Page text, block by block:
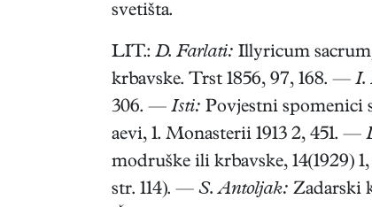
svetišta.
LIT.: D. Farlati: Illyricum
krbavske. Trst 1856, 97, 168. — I.
306. — Isti: Povjestni spomenici
aevi, 1. Monasterii 1913 2, 451. —
modruške ili krbavske, 14(1929)
str. 114). — S. Antoljak: Zadarski